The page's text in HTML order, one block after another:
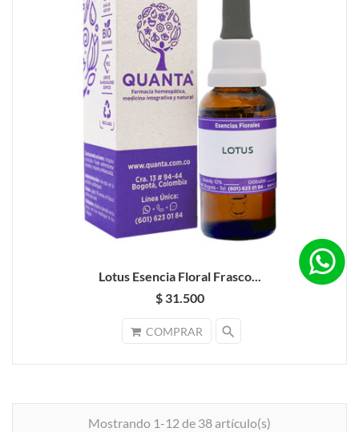
Lotus Esencia Floral Frasco...
$ 31.500
COMPRAR search
Mostrando 1-12 de 38 artículo(s)